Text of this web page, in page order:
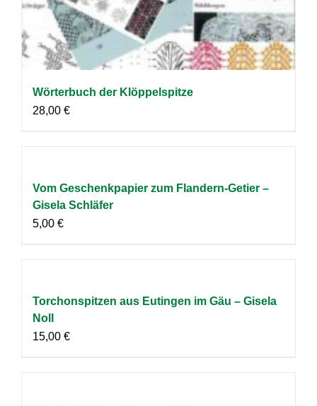
Wörterbuch der Klöppelspitze
28,00 €
Vom Geschenkpapier zum Flandern-Getier –
Gisela Schläfer
5,00 €
Torchonspitzen aus Eutingen im Gäu – Gisela
Noll
15,00 €